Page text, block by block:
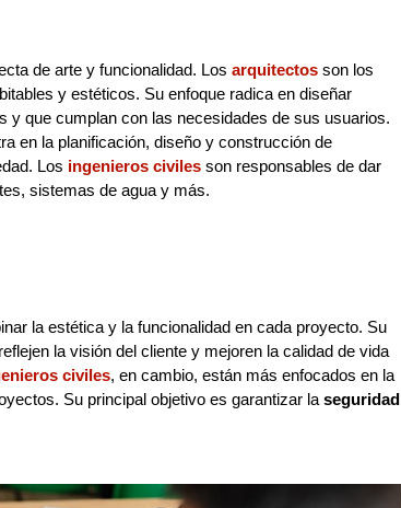
de arte y funcionalidad. Los arquitectos son los
y estéticos. Su enfoque radica en diseñar
y que cumplan con las necesidades de sus usuarios.
en la planificación, diseño y construcción de
Los ingenieros civiles son responsables de dar
sistemas de agua y más.
la estética y la funcionalidad en cada proyecto. Su
la visión del cliente y mejoren la calidad de vida
civiles, en cambio, están más enfocados en la
Su principal objetivo es garantizar la seguridad